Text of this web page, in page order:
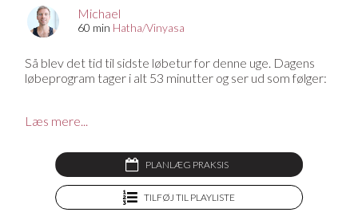
PLANLÆG PRAKSIS
TILFØJ TIL PLAYLISTE
Michael
60 min Hatha/Vinyasa
Så blev det tid til sidste løbetur for denne uge. Dagens
løbeprogram tager i alt 53 minutter og ser ud som følger:
20 min løb + 3 min gang, 20 min løb
Rigtig god løbetur!
Mangler du en yogamåtte, en yogabolster, en blok eller
andet udstyr til din praksis? På YogaStream Shop finder
Læs mere...